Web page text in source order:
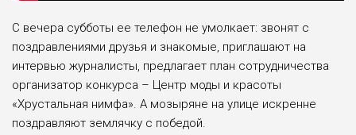
С вечера субботы ее телефон не умолкает: звонят с
поздравлениями друзья и знакомые, приглашают на
интервью журналисты, предлагает план сотрудничества
организатор конкурса – Центр моды и красоты
«Хрустальная нимфа». А мозыряне на улице искренне
поздравляют землячку с победой.